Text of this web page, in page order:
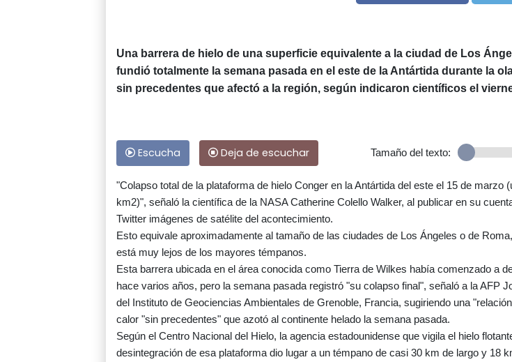
Una barrera de hielo de una superficie equivalente a la ciudad de Los
fundió totalmente la semana pasada en el este de la Antártida durante la
sin precedentes que afectó a la región, según indicaron científicos el
Escucha Deja de escuchar Tamaño del texto:
"Colapso total de la plataforma de hielo Conger en la Antártida del este el 15 de marzo
km2)", señaló la científica de la NASA Catherine Colello Walker, al publicar en su
Twitter imágenes de satélite del acontecimiento.
Esto equivale aproximadamente al tamaño de las ciudades de Los Ángeles o de
está muy lejos de los mayores témpanos.
Esta barrera ubicada en el área conocida como Tierra de Wilkes había comenzado a
hace varios años, pero la semana pasada registró "su colapso final", señaló a la AFP
del Instituto de Geociencias Ambientales de Grenoble, Francia, sugiriendo una
calor "sin precedentes" que azotó al continente helado la semana pasada.
Según el Centro Nacional del Hielo, la agencia estadounidense que vigila el hielo
desintegración de esa plataforma dio lugar a un témpano de casi 30 km de largo y 18